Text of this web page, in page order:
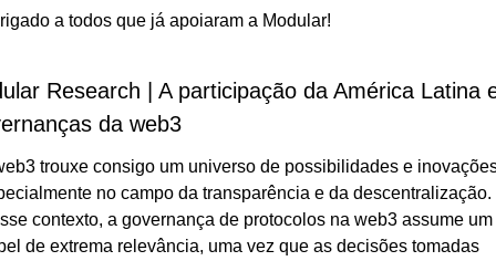
a todos que já apoiaram a Modular!
Research | A participação da América Latina
da web3
trouxe consigo um universo de possibilidades e
no campo da transparência e da descentralização.
contexto, a governança de protocolos na web3 assume um
de extrema relevância, uma vez que as decisões tomadas